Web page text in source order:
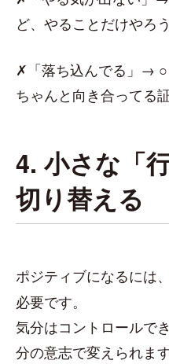
ど、やることだけやろう
✗「落ち込んでる」→ ○
ちゃんと向き合ってる証
4. 小さな「
切り替える
ポジティブになるには、
必要です。
気分はコントロールで
分の意志で変えられます